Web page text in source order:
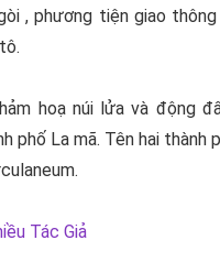
, phương tiện giao
hoạ núi lửa và động
phố La mã. Tên hai thành
Tác Giả